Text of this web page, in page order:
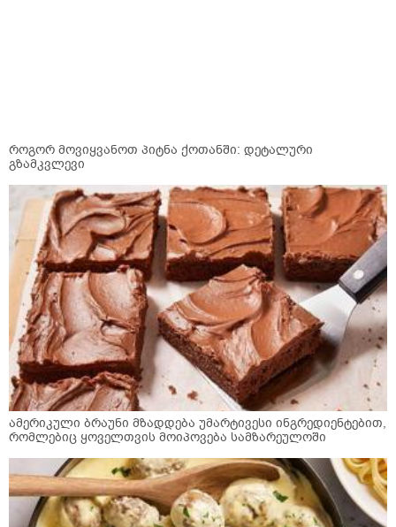
როგორ მოვიყვანოთ პიტნა ქოთანში: დეტალური
გზამკვლევი
ამერიკული ბრაუნი მზადდება უმარტივესი ინგრედიენტებით,
რომლებიც ყოველთვის მოიპოვება სამზარეულოში